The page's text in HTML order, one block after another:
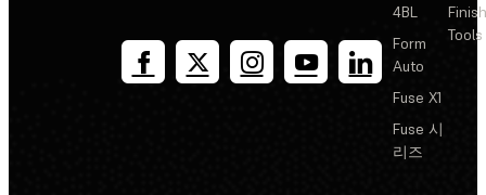
4BL
Form
Auto
Fuse X1
Fuse 시
리즈
Tools